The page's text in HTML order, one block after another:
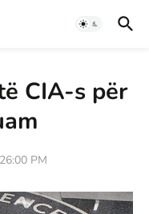
CIA-s për
PM